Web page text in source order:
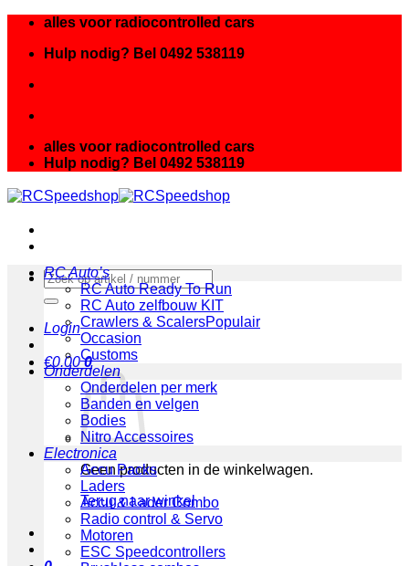
inhoud
alles voor radiocontrolled cars
Hulp nodig? Bel 0492 538119
alles voor radiocontrolled cars
Hulp nodig? Bel 0492 538119
Zoeken
naar:
Login
€0.00 0
Geen producten in de winkelwagen.
Terug naar winkel
RC Auto’s
RC Auto Ready To Run
RC Auto zelfbouw KIT
Crawlers & Scalers
Occasion
Customs
Onderdelen
Onderdelen per merk
Banden en velgen
Bodies
Nitro Accessoires
Electronica
Accu Packs
Laders
Accu & Lader Combo
Radio control & Servo
Motoren
ESC Speedcontrollers